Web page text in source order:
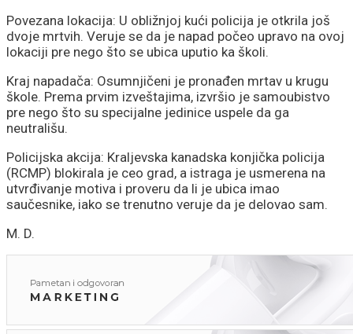
Povezana lokacija: U obližnjoj kući policija je otkrila još
dvoje mrtvih. Veruje se da je napad počeo upravo na ovoj
lokaciji pre nego što se ubica uputio ka školi.
Kraj napadača: Osumnjičeni je pronađen mrtav u krugu
škole. Prema prvim izveštajima, izvršio je samoubistvo
pre nego što su specijalne jedinice uspele da ga
neutrališu.
Policijska akcija: Kraljevska kanadska konjička policija
(RCMP) blokirala je ceo grad, a istraga je usmerena na
utvrđivanje motiva i proveru da li je ubica imao
saučesnike, iako se trenutno veruje da je delovao sam.
M. D.